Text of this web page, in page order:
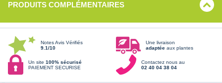
PRODUITS COMPLÉMENTAIRES
Notes Avis Vérifiés
9.1/10
Une livraison
adaptée aux plantes
Un site 100% sécurisé
PAIEMENT SECURISE
Contactez nous au
02 40 04 38 04